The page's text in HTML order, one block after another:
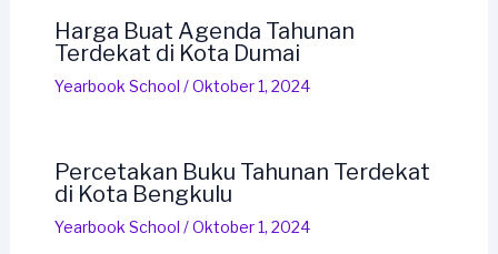
Harga Buat Agenda Tahunan
Terdekat di Kota Dumai
Yearbook School /Oktober 1, 2024
Percetakan Buku Tahunan Terdekat
di Kota Bengkulu
Yearbook School /Oktober 1, 2024